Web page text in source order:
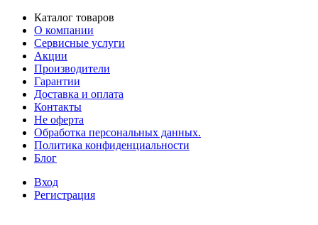
Каталог товаров
О компании
Сервисные услуги
Акции
Производители
Гарантии
Доставка и оплата
Контакты
Не оферта
Обработка персональных данных.
Политика конфиденциальности
Блог
Вход
Регистрация